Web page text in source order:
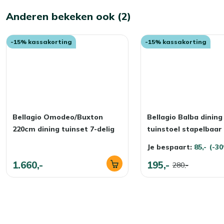
Anderen bekeken ook (2)
-15% kassakorting
Bellagio Omodeo/Buxton
220cm dining tuinset 7-delig
1.660,-
-15% kassakorting
Bellagio Balba dining
tuinstoel stapelbaar
Je bespaart: 85,- (-
195,- 280,-